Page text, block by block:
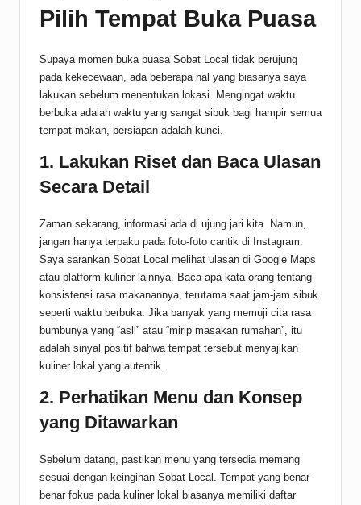
Pilih Tempat Buka Puasa
Supaya momen buka puasa Sobat Local tidak berujung
pada kekecewaan, ada beberapa hal yang biasanya saya
lakukan sebelum menentukan lokasi. Mengingat waktu
berbuka adalah waktu yang sangat sibuk bagi hampir semua
tempat makan, persiapan adalah kunci.
1. Lakukan Riset dan Baca Ulasan
Secara Detail
Zaman sekarang, informasi ada di ujung jari kita. Namun,
jangan hanya terpaku pada foto-foto cantik di Instagram.
Saya sarankan Sobat Local melihat ulasan di Google Maps
atau platform kuliner lainnya. Baca apa kata orang tentang
konsistensi rasa makanannya, terutama saat jam-jam sibuk
seperti waktu berbuka. Jika banyak yang memuji cita rasa
bumbunya yang “asli” atau “mirip masakan rumahan”, itu
adalah sinyal positif bahwa tempat tersebut menyajikan
kuliner lokal yang autentik.
2. Perhatikan Menu dan Konsep
yang Ditawarkan
Sebelum datang, pastikan menu yang tersedia memang
sesuai dengan keinginan Sobat Local. Tempat yang benar-
benar fokus pada kuliner lokal biasanya memiliki daftar